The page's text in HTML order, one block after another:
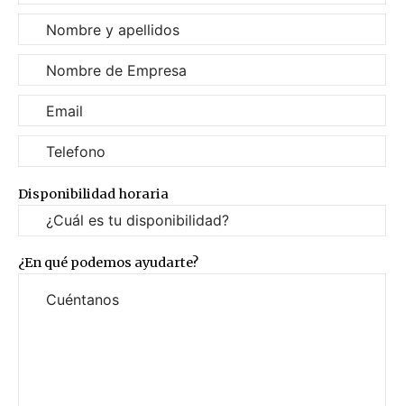
Disponibilidad horaria
¿En qué podemos ayudarte?